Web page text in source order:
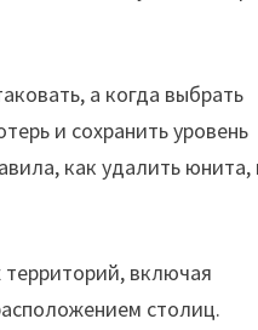
а когда выбрать
и сохранить уровень
как удалить юнита,
включая
столиц.